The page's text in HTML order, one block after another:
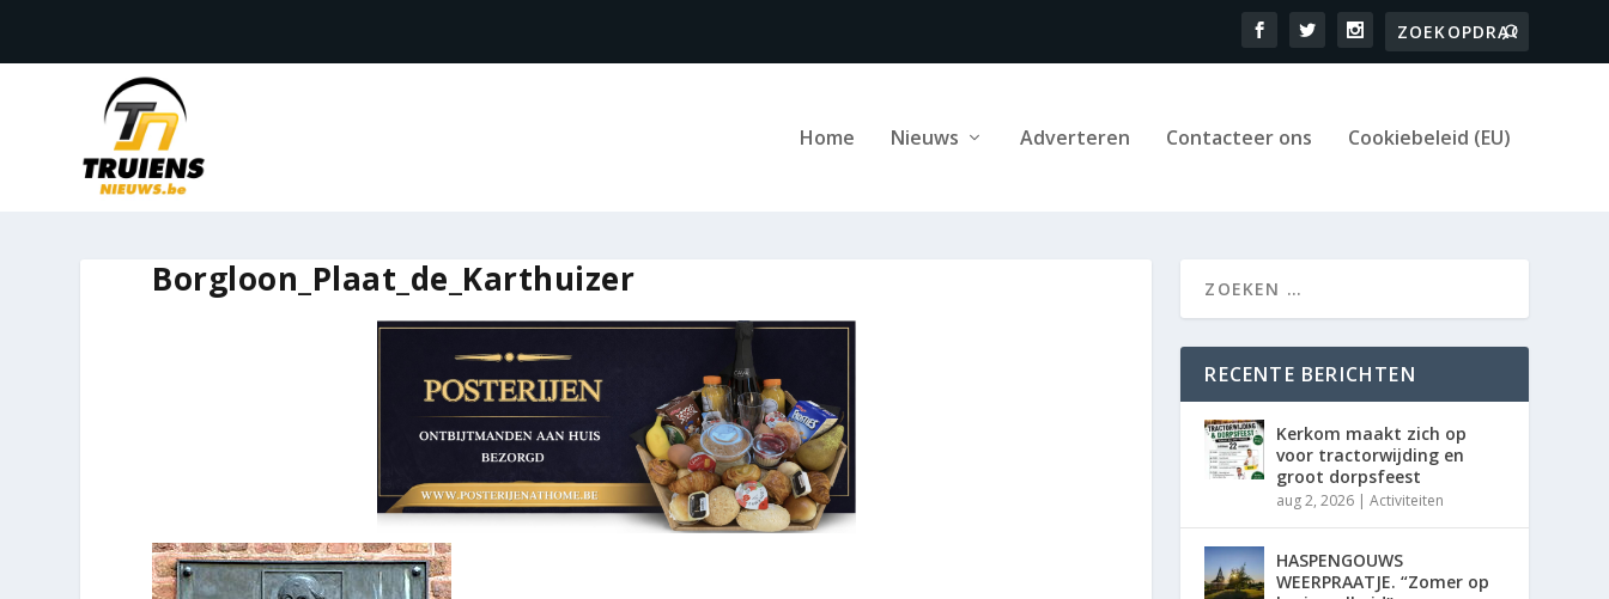
Home Nieuws Adverteren Contacteer ons Cookiebeleid (EU)
Borgloon_Plaat_de_Karthuizer
RECENTE BERICHTEN
Kerkom maakt zich op
voor tractorwijding en
groot dorpsfeest
aug 2, 2026 |Activiteiten
HASPENGOUWS
WEERPRAATJE. “Zomer op